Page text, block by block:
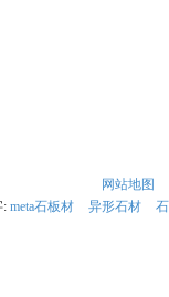
网站地图
: meta石板材 异形石材